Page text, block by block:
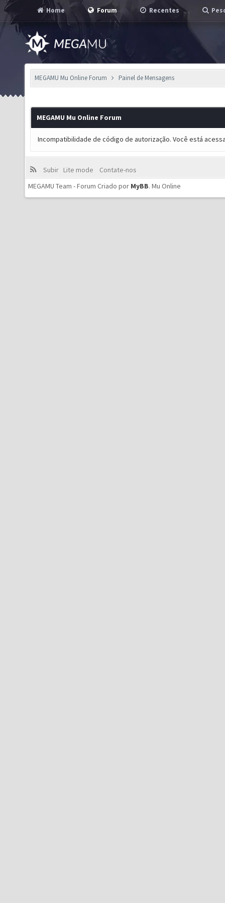
Home Forum Recentes
MEGAMU Mu Online Forum Painel de Mensagens
MEGAMU Mu Online Forum
Incompatibilidade de código de autorização. Você está
Subir Lite mode
Contate-nos
MEGAMU Team - Forum Criado por MyBB. Mu Online